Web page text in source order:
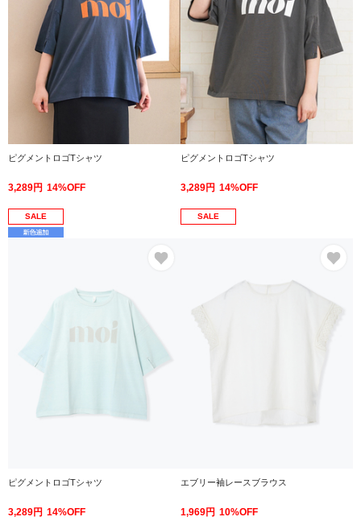
ピグメントロゴTシャツ
3,289円 14%OFF
ピグメントロゴTシャツ
3,289円 14%OFF
SALE
ピグメントロゴTシャツ
3,289円 14%OFF
SALE
エブリー袖レースブラウス
1,969円 10%OFF